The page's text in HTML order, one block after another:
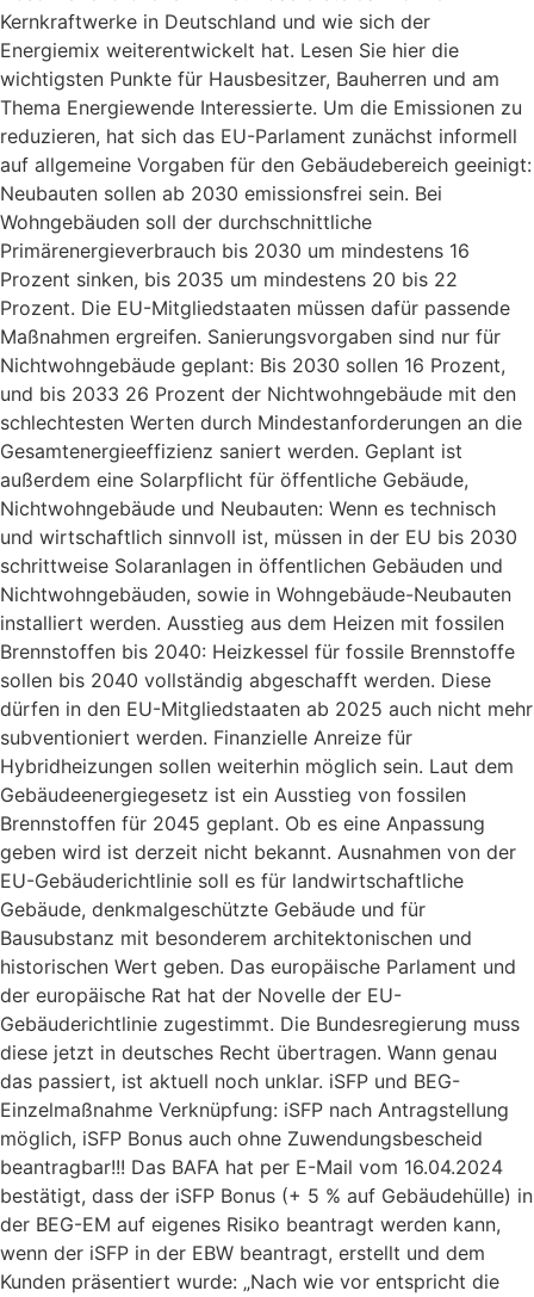
Kernkraftwerke in Deutschland und wie sich der
Energiemix weiterentwickelt hat. Lesen Sie hier die
wichtigsten Punkte für Hausbesitzer, Bauherren und am
Thema Energiewende Interessierte. Um die Emissionen zu
reduzieren, hat sich das EU-Parlament zunächst informell
auf allgemeine Vorgaben für den Gebäudebereich geeinigt:
Neubauten sollen ab 2030 emissionsfrei sein. Bei
Wohngebäuden soll der durchschnittliche
Primärenergieverbrauch bis 2030 um mindestens 16
Prozent sinken, bis 2035 um mindestens 20 bis 22
Prozent. Die EU-Mitgliedstaaten müssen dafür passende
Maßnahmen ergreifen. Sanierungsvorgaben sind nur für
Nichtwohngebäude geplant: Bis 2030 sollen 16 Prozent,
und bis 2033 26 Prozent der Nichtwohngebäude mit den
schlechtesten Werten durch Mindestanforderungen an die
Gesamtenergieeffizienz saniert werden. Geplant ist
außerdem eine Solarpflicht für öffentliche Gebäude,
Nichtwohngebäude und Neubauten: Wenn es technisch
und wirtschaftlich sinnvoll ist, müssen in der EU bis 2030
schrittweise Solaranlagen in öffentlichen Gebäuden und
Nichtwohngebäuden, sowie in Wohngebäude-Neubauten
installiert werden. Ausstieg aus dem Heizen mit fossilen
Brennstoffen bis 2040: Heizkessel für fossile Brennstoffe
sollen bis 2040 vollständig abgeschafft werden. Diese
dürfen in den EU-Mitgliedstaaten ab 2025 auch nicht mehr
subventioniert werden. Finanzielle Anreize für
Hybridheizungen sollen weiterhin möglich sein. Laut dem
Gebäudeenergiegesetz ist ein Ausstieg von fossilen
Brennstoffen für 2045 geplant. Ob es eine Anpassung
geben wird ist derzeit nicht bekannt. Ausnahmen von der
EU-Gebäuderichtlinie soll es für landwirtschaftliche
Gebäude, denkmalgeschützte Gebäude und für
Bausubstanz mit besonderem architektonischen und
historischen Wert geben. Das europäische Parlament und
der europäische Rat hat der Novelle der EU-
Gebäuderichtlinie zugestimmt. Die Bundesregierung muss
diese jetzt in deutsches Recht übertragen. Wann genau
das passiert, ist aktuell noch unklar. iSFP und BEG-
Einzelmaßnahme Verknüpfung: iSFP nach Antragstellung
möglich, iSFP Bonus auch ohne Zuwendungsbescheid
beantragbar!!! Das BAFA hat per E-Mail vom 16.04.2024
bestätigt, dass der iSFP Bonus (+ 5 % auf Gebäudehülle) in
der BEG-EM auf eigenes Risiko beantragt werden kann,
wenn der iSFP in der EBW beantragt, erstellt und dem
Kunden präsentiert wurde: „Nach wie vor entspricht die